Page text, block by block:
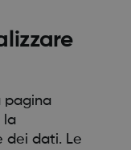
pagina
la
dei dati. Le